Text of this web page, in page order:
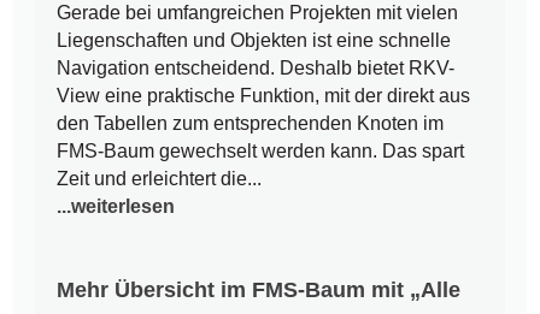
Gerade bei umfangreichen Projekten mit vielen
Liegenschaften und Objekten ist eine schnelle
Navigation entscheidend. Deshalb bietet RKV-
View eine praktische Funktion, mit der direkt aus
den Tabellen zum entsprechenden Knoten im
FMS-Baum gewechselt werden kann. Das spart
Zeit und erleichtert die...
...weiterlesen
Mehr Übersicht im FMS-Baum mit „Alle